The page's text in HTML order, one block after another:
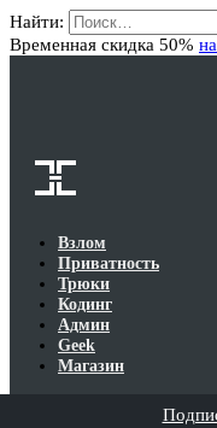
Найти:
Временная скидка 50%
Взлом
Приватность
Трюки
Кодинг
Админ
Geek
Магазин